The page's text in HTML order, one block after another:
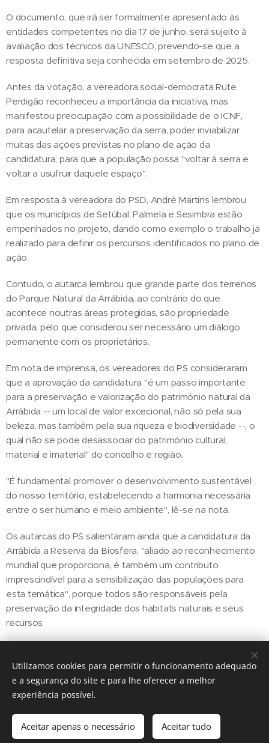
O documento, que irá ser formalmente apresentado às
entidades competentes no dia 17 de junho, será sujeito à
avaliação dos técnicos da UNESCO, prevendo-se que a
resposta definitiva seja conhecida em setembro de 2025.
Antes da votação, a vereadora social-democrata Rute
Perdigão reconheceu a importância da iniciativa, mas
manifestou preocupação com a possibilidade de o ICNF,
para acautelar a preservação da serra, poder inviabilizar
muitas das ações previstas no plano de ação da
candidatura, para que a população possa "voltar à serra e
voltar a usufruir daquele espaço".
Em resposta à vereadora do PSD, André Martins lembrou
que os municípios de Setúbal, Palmela e Sesimbra estão
empenhados no projeto, dando como exemplo o trabalho já
realizado para definir os percursos identificados no plano de
ação.
Contudo, o autarca lembrou que grande parte dos terrenos
do Parque Natural da Arrábida, ao contrário do que
acontece noutras áreas protegidas, são propriedade
privada, pelo que considerou ser necessário um diálogo
permanente com os proprietários.
Em nota de imprensa, os vereadores do PS consideraram
que a aprovação da candidatura "é um passo importante
para a preservação e valorização do património natural da
Arrábida -- um local de valor excecional, não só pela sua
beleza, mas também pela sua riqueza e biodiversidade --, o
qual não se pode desassociar do património cultural,
material e imaterial" do concelho e região.
"É fundamental promover o desenvolvimento sustentável
do nosso território, estabelecendo a harmonia necessária
entre o ser humano e meio ambiente", lê-se na nota.
Os autarcas do PS salientaram ainda que a candidatura da
Arrábida a Reserva da Biosfera, "aliado ao reconhecimento
mundial que proporciona, é também um contributo
imprescindível para a sensibilização das populações para
esta temática", porque todos são responsáveis pela
preservação da integridade dos habitats naturais e seus
recursos
Share
Utilizamos cookies para permitir o funcionamento adequado
e a segurança do site e para lhe oferecer a melhor
experiência possível.
Aceitar apenas o necessário Aceitar tudo